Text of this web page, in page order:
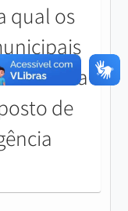
qual os
anexar a
de